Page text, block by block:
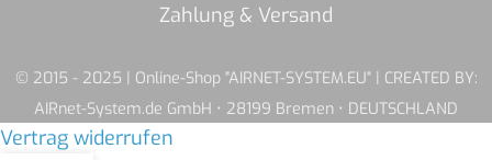
© 2015 - 2025 | Online-Shop "AIRNET-SYSTEM.EU" | CREATED BY:
AIRnet-System.de GmbH • 28199 Bremen • DEUTSCHLAND
Vertrag widerrufen